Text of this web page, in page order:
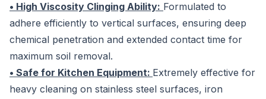
• High Viscosity Clinging Ability: Formulated to
adhere efficiently to vertical surfaces, ensuring deep
chemical penetration and extended contact time for
maximum soil removal.
• Safe for Kitchen Equipment: Extremely effective for
heavy cleaning on stainless steel surfaces, iron